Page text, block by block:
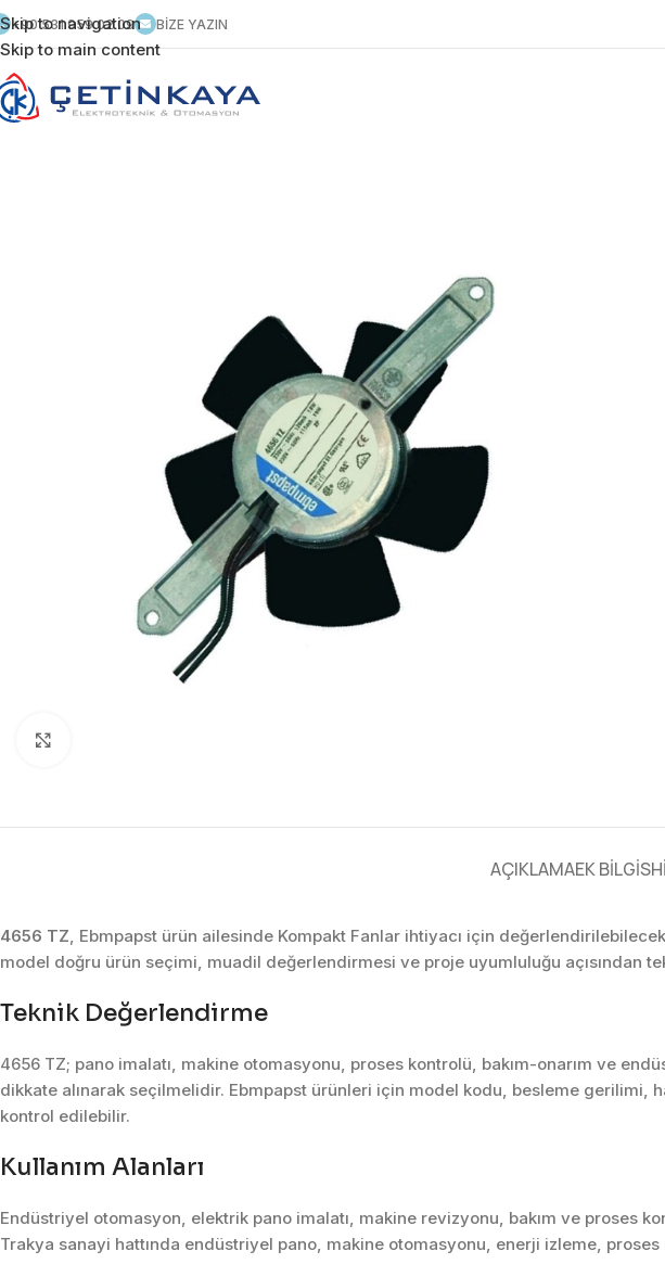
Skip to navigation
Skip to main content
+90 531 959 02 09 BİZE YAZIN
AÇIKLAMAEK BILGI
4656 TZ, Ebmpapst ürün ailesinde Kompakt Fanlar ihtiyacı için
model doğru ürün seçimi, muadil değerlendirmesi ve proje uyumluluğu açısından
Teknik Değerlendirme
4656 TZ; pano imalatı, makine otomasyonu, proses kontrolü, bakım-onarım ve
dikkate alınarak seçilmelidir. Ebmpapst ürünleri için model kodu, besleme gerilimi,
kontrol edilebilir.
Kullanım Alanları
Endüstriyel otomasyon, elektrik pano imalatı, makine revizyonu, bakım ve proses
Trakya sanayi hattında endüstriyel pano, makine otomasyonu, enerji izleme,